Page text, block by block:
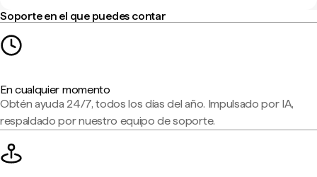
Soporte en el que puedes contar
En cualquier momento
Obtén ayuda 24/7, todos los días del año. Impulsado por IA,
respaldado por nuestro equipo de soporte.